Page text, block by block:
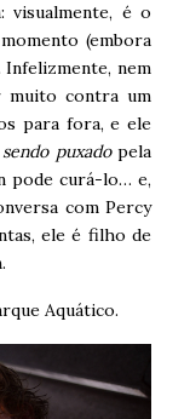
visualmente, é o
(embora
Infelizmente, nem
muito contra um
para fora, e ele
sendo puxadopela
pode curá-lo… e,
com Percy
ele é filho de
Aquático.